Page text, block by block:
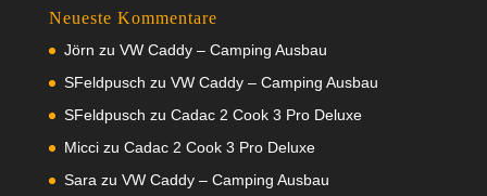
Neueste Kommentare
Jörn zu VW Caddy – Camping Ausbau
SFeldpusch zu VW Caddy – Camping Ausbau
SFeldpusch zu Cadac 2 Cook 3 Pro Deluxe
Miccizu Cadac 2 Cook 3 Pro Deluxe
Sara zu VW Caddy – Camping Ausbau